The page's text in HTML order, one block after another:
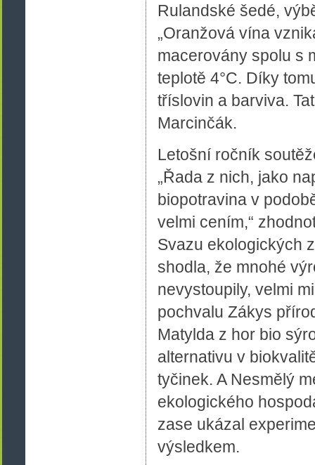
Rulandské šedé,
„Oranžová vína
macerovány spolu s
teplotě 4°C. Díky
tříslovin a barviva.
Marcinčák.
Letošní ročník
„Řada z nich, jako
biopotravina v
velmi cením,“
Svazu ekologických
shodla, že mnohé
nevystoupily, velmi
pochvalu Zákys
Matylda z hor bio
alternativu v
tyčinek. A Nesmělý
ekologického
zase ukázal
výsledkem.